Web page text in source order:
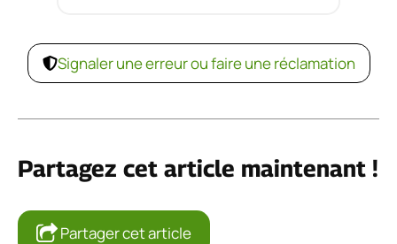
Signaler une erreur ou faire une réclamation
Partagez cet article maintenant !
Partager cet article